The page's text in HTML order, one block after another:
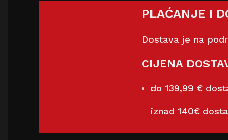
PLAĆANJE I
Dostava je na
CIJENA
do 139,99 €
iznad 140€